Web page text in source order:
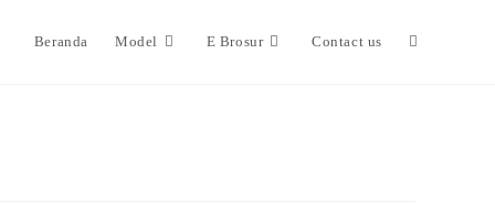
Beranda Model E Brosur Contact us